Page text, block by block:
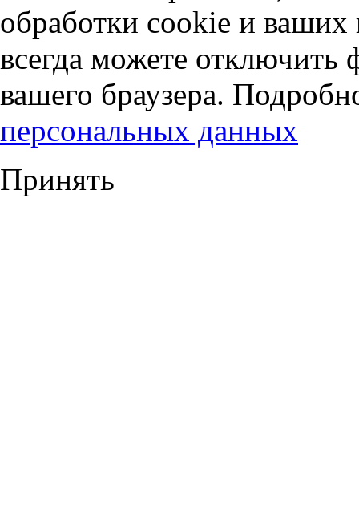
обработки cookie и
всегда можете отключить
вашего браузера.
персональных данных
Принять